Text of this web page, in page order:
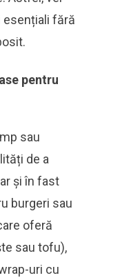
esențiali fără
pentru
sau
de a
și în fast
burgeri sau
oferă
sau tofu),
uri cu